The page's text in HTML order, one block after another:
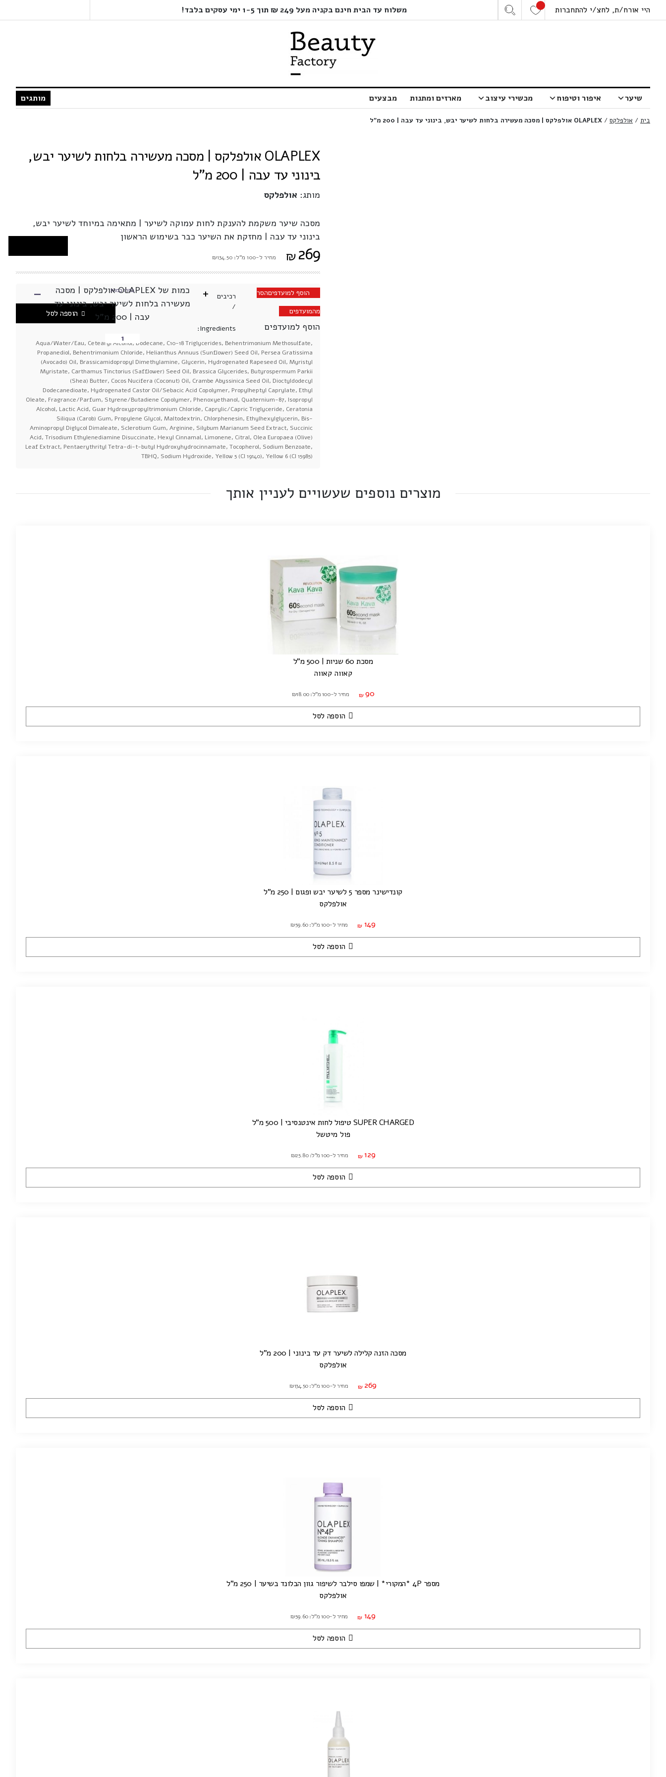
היי אורח/ת, לחצ/י להתחברות משלוח עד הבית חינם בקניה מעל 249 ₪ תוך 1-5 ימי עסקים בלבד!
שיער איפור וטיפוח מכשירי עיצוב מארזים ומתנות מבצעים מותגים
בית / אולפלקס / OLAPLEX אולפלקס | מסכה מעשירה בלחות לשיער יבש, בינוני עד עבה | 200 מ”ל
OLAPLEX אולפלקס | מסכה מעשירה בלחות לשיער יבש,
בינוני עד עבה | 200 מ"ל
מותג: אולפלקס
מסכה שיער משקמת להענקת לחות עמוקה לשיער | מתאימה במיוחד לשיער יבש,
בינוני עד עבה | מחזקת את השיער כבר בשימוש הראשון
₪269 מחיר ל-100 מ"ל: ₪134.50
+
כמות של OLAPLEX אולפלקס | מסכה
מעשירה בלחות לשיער יבש, בינוני עד
עבה | 200 מ"ל
בחרו כמות -
הוספה לסל
הוסף למועדפיםהסר
מהמועדפים
הוסף למועדפים
רכיבים
/
Ingredients:
Aqua/Water/Eau, Cetearyl Alcohol, Dodecane, C10-18 Triglycerides, Behentrimonium Methosulfate,
Propanediol, Behentrimonium Chloride, Helianthus Annuus (Sunflower) Seed Oil, Persea Gratissima
(Avocado) Oil, Brassicamidopropyl Dimethylamine, Glycerin, Hydrogenated Rapeseed Oil, Myristyl
Myristate, Carthamus Tinctorius (Safflower) Seed Oil, Brassica Glycerides, Butyrospermum Parkii
(Shea) Butter, Cocos Nucifera (Coconut) Oil, Crambe Abyssinica Seed Oil, Dioctyldodecyl
Dodecanedioate, Hydrogenated Castor Oil/Sebacic Acid Copolymer, Propylheptyl Caprylate, Ethyl
Oleate, Fragrance/Parfum, Styrene/Butadiene Copolymer, Phenoxyethanol, Quaternium-87, Isopropyl
Alcohol, Lactic Acid, Guar Hydroxypropyltrimonium Chloride, Caprylic/Capric Triglyceride, Ceratonia
Siliqua (Carob) Gum, Propylene Glycol, Maltodextrin, Chlorphenesin, Ethylhexylglycerin, Bis-
Aminopropyl Diglycol Dimaleate, Sclerotium Gum, Arginine, Silybum Marianum Seed Extract, Succinic
Acid, Trisodium Ethylenediamine Disuccinate, Hexyl Cinnamal, Limonene, Citral, Olea Europaea (Olive)
Leaf Extract, Pentaerythrityl Tetra-di-t-butyl Hydroxyhydrocinnamate, Tocopherol, Sodium Benzoate,
TBHQ, Sodium Hydroxide, Yellow 5 (CI 19140), Yellow 6 (CI 15985)
מוצרים נוספים שעשויים לעניין אותך
מסכת 60 שניות | 500 מ"ל
קאווה קאווה
₪ 90 מחיר ל-100 מ"ל: ₪18.00
הוספה לסל
קונדישינר מספר 5 לשיער יבש ופגום | 250 מ"ל
אולפלקס
₪ 149 מחיר ל-100 מ"ל: ₪59.60
הוספה לסל
SUPER CHARGED טיפול לחות אינטנסיבי | 500 מ"ל
פול מיטשל
₪ 129 מחיר ל-100 מ"ל: ₪25.80
הוספה לסל
מסכה הזנה קלילה לשיער דק עד בינוני | 200 מ"ל
אולפלקס
₪ 269 מחיר ל-100 מ"ל: ₪134.50
הוספה לסל
מספר 4P *המקורי* | שמפו סילבר לשיפור גוון הבלונד בשיער | 250 מ"ל
אולפלקס
₪ 149 מחיר ל-100 מ"ל: ₪59.60
הוספה לסל